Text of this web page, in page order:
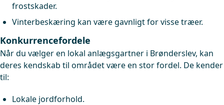
frostskader.
Vinterbeskæring kan være gavnligt for visse træer.
Konkurrencefordele
Når du vælger en lokal anlægsgartner i Brønderslev, kan
deres kendskab til området være en stor fordel. De kender
til:
Lokale jordforhold.